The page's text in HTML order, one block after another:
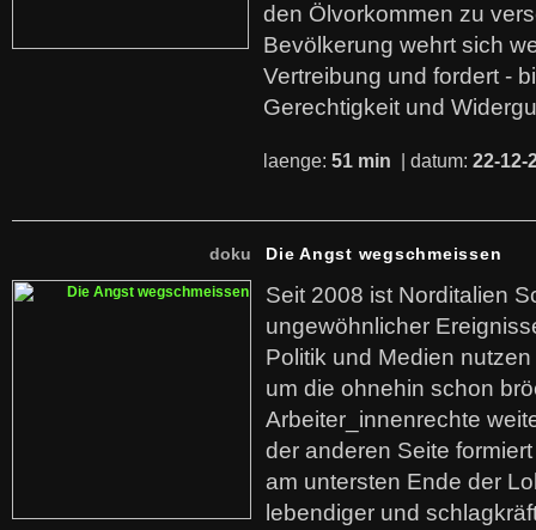
den Ölvorkommen zu
Bevölkerung wehrt sich
Vertreibung und fordert -
Gerechtigkeit und
laenge: 51 min | datum: 22-12-
doku Die Angst wegschmeissen
Seit 2008 ist Norditalien
ungewöhnlicher
Politik und Medien
um die ohnehin schon
Arbeiter_innenrechte
der anderen Seite
am untersten Ende der
lebendiger und